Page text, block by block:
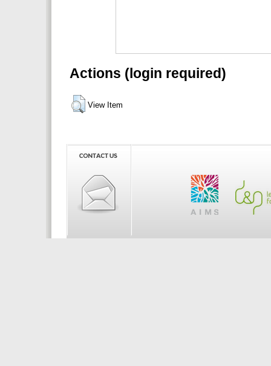
Actions (login required)
View Item